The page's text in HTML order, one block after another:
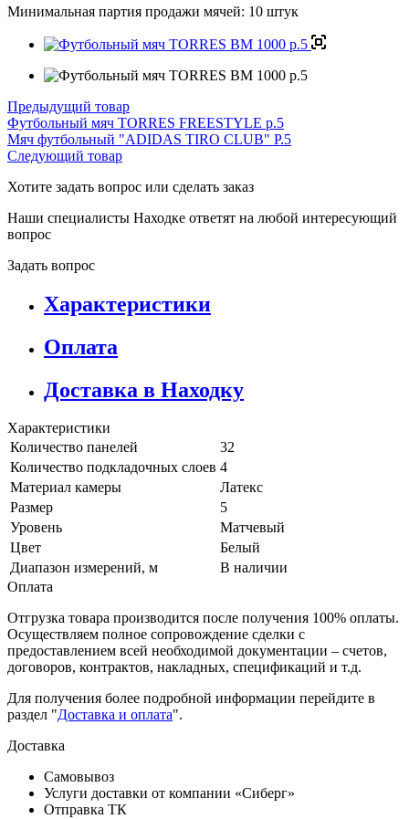
Минимальная партия продажи мячей: 10 штук
Предыдущий товар
Футбольный мяч TORRES FREESTYLE р.5
Мяч футбольный "ADIDAS TIRO CLUB" P.5
Следующий товар
Хотите задать вопрос или сделать заказ
Наши специалисты Находке ответят на любой интересующий
вопрос
Задать вопрос
Характеристики
Оплата
Доставка в Находку
Характеристики
Количество панелей
32
Количество подкладочных слоев 4
Материал камеры
Латекс
Размер
5
Уровень
Матчевый
Цвет
Белый
Диапазон измерений, м
В наличии
Оплата
Отгрузка товара производится после получения 100% оплаты.
Осуществляем полное сопровождение сделки с
предоставлением всей необходимой документации – счетов,
договоров, контрактов, накладных, спецификаций и т.д.
Для получения более подробной информации перейдите в
раздел "Доставка и оплата".
Доставка
Самовывоз
Услуги доставки от компании «Сиберг»
Отправка ТК